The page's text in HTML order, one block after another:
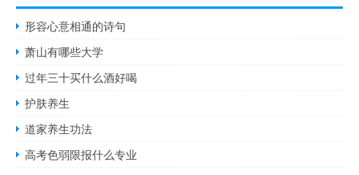
形容心意相通的诗句
萧山有哪些大学
过年三十买什么酒好喝
护肤养生
道家养生功法
高考色弱限报什么专业